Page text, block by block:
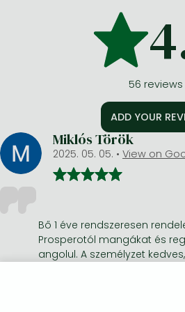
56 reviews
ADD YOUR
Miklós Török
2025. 05. 05. • View on
Bő 1 éve rendszeresen
Prosperotól mangákat és
angolul. A személyzet kedves,